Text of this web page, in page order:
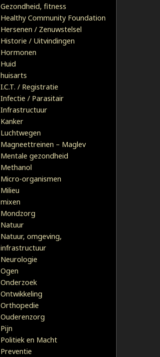
Gezondheid, fitness
Healthy Community Foundation
Hersenen / Zenuwstelsel
Historie / Uitvindingen
Hormonen
Huid
huisarts
I.C.T. / Registratie
Infectie / Parasitair
Infrastructuur
Kanker
Luchtwegen
Magneettreinen – Maglev
Mentale gezondheid
Methanol
Micro-organismen
Milieu
mixen
Mondzorg
Natuur
Natuur, omgeving,
infrastructuur
Neurologie
Ogen
Onderzoek
Ontwikkeling
Orthopedie
Ouderenzorg
Pijn
Politiek en Macht
Preventie